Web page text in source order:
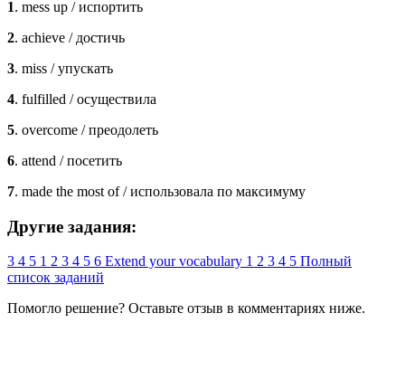
1. mess up / испортить
2. achieve / достичь
3. miss / упускать
4. fulfilled / осуществила
5. overcome / преодолеть
6. attend / посетить
7. made the most of / использовала по максимуму
Другие задания:
3 4 5 1 2 3 4 5 6 Extend your vocabulary 1 2 3 4 5 Полный
список заданий
Помогло решение? Оставьте отзыв в комментариях ниже.